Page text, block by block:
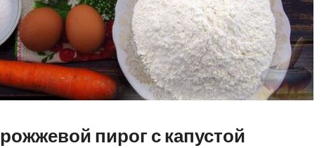
пирог с капустой